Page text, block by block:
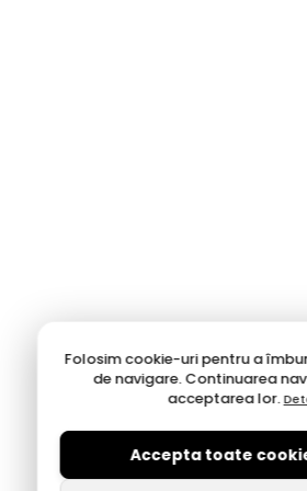
Folosim cookie-uri pentru a
de navigare. Continuarea
acceptarea lor.
Accepta toate